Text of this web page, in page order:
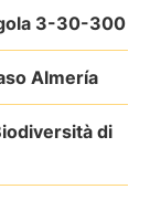
3-30-300
Almería
di